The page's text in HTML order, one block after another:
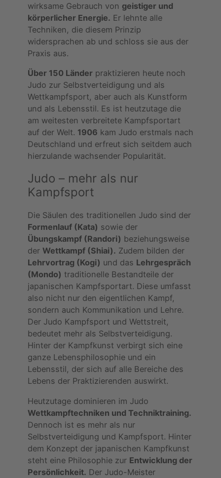
wirksame Gebrauch von geistiger und
körperlicher Energie. Er lehnte alle
Techniken, die diesem Prinzip
widersprachen ab und schloss sie aus der
Praxis aus.
Über 150 Länder praktizieren heute noch
Judo zur Selbstverteidigung und als
Wettkampfsport, aber auch als Kunstform
und als Lebensstil. Es ist heutzutage die
am weitesten verbreitete Kampfsportart
auf der Welt. 1906 kam Judo erstmals nach
Deutschland und erfreut sich seitdem auch
hierzulande wachsender Popularität.
Judo – mehr als nur
Kampfsport
Die Säulen des traditionellen Judo sind der
Formenlauf (Kata) sowie der
Übungskampf (Randori) beziehungsweise
der Wettkampf (Shiai). Zudem bilden der
Lehrvortrag (Kogi) und das Lehrgespräch
(Mondo) traditionelle Bestandteile der
japanischen Kampfsportart. Diese umfasst
also nicht nur den eigentlichen Kampf,
sondern auch Kommunikation und Lehre.
Der Judo Kampfsport und Wettstreit,
bedeutet mehr als Selbstverteidigung.
Hinter der Kampfkunst verbirgt sich eine
ganze Lebensphilosophie und ein
Lebensstil, der sich auf alle Bereiche des
Lebens der Praktizierenden auswirkt.
Heutzutage dominieren im Judo
Wettkampftechniken und Techniktraining.
Dennoch ist es mehr als nur
Selbstverteidigung und Kampfsport. Hinter
dem Konzept der japanischen Kampfkunst
steht eine Philosophie zur Entwicklung der
Persönlichkeit. Der Judo-Meister